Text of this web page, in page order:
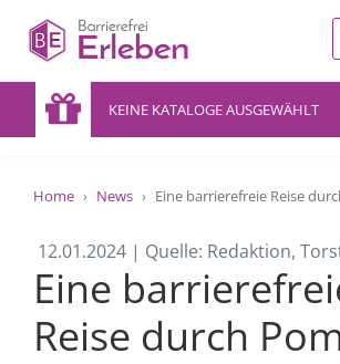
KEINE KATALOGE AUSGEWÄHLT
Home News Eine barrierefreie Reise
12.01.2024 | Quelle: Redaktion,
Eine
Reise durch